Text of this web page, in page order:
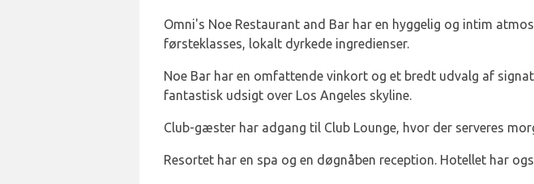
Omni's Noe Restaurant and Bar har en hyggelig og intim
førsteklasses, lokalt dyrkede ingredienser.
Noe Bar har en omfattende vinkort og et bredt udvalg af
fantastisk udsigt over Los Angeles skyline.
Club-gæster har adgang til Club Lounge, hvor der serveres
Resortet har en spa og en døgnåben reception. Hotellet har